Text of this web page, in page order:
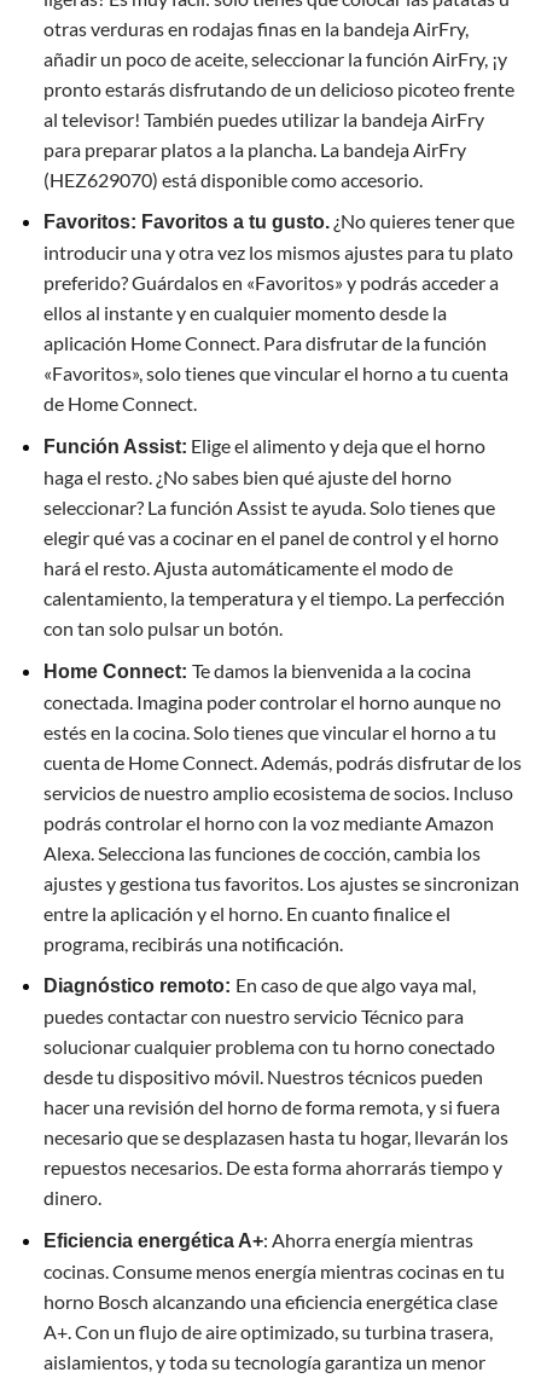
otras verduras en rodajas finas en la bandeja AirFry,
añadir un poco de aceite, seleccionar la función AirFry, ¡y
pronto estarás disfrutando de un delicioso picoteo frente
al televisor! También puedes utilizar la bandeja AirFry
para preparar platos a la plancha. La bandeja AirFry
(HEZ629070) está disponible como accesorio.
Favoritos: Favoritos a tu gusto.¿No quieres tener que
introducir una y otra vez los mismos ajustes para tu plato
preferido? Guárdalos en «Favoritos» y podrás acceder a
ellos al instante y en cualquier momento desde la
aplicación Home Connect. Para disfrutar de la función
«Favoritos», solo tienes que vincular el horno a tu cuenta
de Home Connect.
Función Assist: Elige el alimento y deja que el horno
haga el resto. ¿No sabes bien qué ajuste del horno
seleccionar? La función Assist te ayuda. Solo tienes que
elegir qué vas a cocinar en el panel de control y el horno
hará el resto. Ajusta automáticamente el modo de
calentamiento, la temperatura y el tiempo. La perfección
con tan solo pulsar un botón.
Home Connect: Te damos la bienvenida a la cocina
conectada. Imagina poder controlar el horno aunque no
estés en la cocina. Solo tienes que vincular el horno a tu
cuenta de Home Connect. Además, podrás disfrutar de los
servicios de nuestro amplio ecosistema de socios. Incluso
podrás controlar el horno con la voz mediante Amazon
Alexa. Selecciona las funciones de cocción, cambia los
ajustes y gestiona tus favoritos. Los ajustes se sincronizan
entre la aplicación y el horno. En cuanto finalice el
programa, recibirás una notificación.
Diagnóstico remoto: En caso de que algo vaya mal,
puedes contactar con nuestro servicio Técnico para
solucionar cualquier problema con tu horno conectado
desde tu dispositivo móvil. Nuestros técnicos pueden
hacer una revisión del horno de forma remota, y si fuera
necesario que se desplazasen hasta tu hogar, llevarán los
repuestos necesarios. De esta forma ahorrarás tiempo y
dinero.
Eficiencia energética A+: Ahorra energía mientras
cocinas. Consume menos energía mientras cocinas en tu
horno Bosch alcanzando una eficiencia energética clase
A+. Con un flujo de aire optimizado, su turbina trasera,
aislamientos, y toda su tecnología garantiza un menor